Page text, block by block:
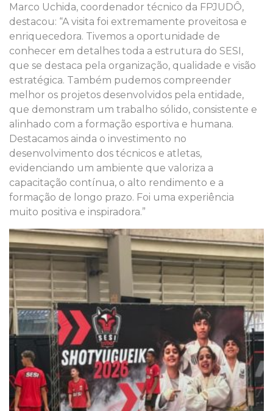
Marco Uchida, coordenador técnico da FPJUDÔ,
destacou: “A visita foi extremamente proveitosa e
enriquecedora. Tivemos a oportunidade de
conhecer em detalhes toda a estrutura do SESI,
que se destaca pela organização, qualidade e visão
estratégica. Também pudemos compreender
melhor os projetos desenvolvidos pela entidade,
que demonstram um trabalho sólido, consistente e
alinhado com a formação esportiva e humana.
Destacamos ainda o investimento no
desenvolvimento dos técnicos e atletas,
evidenciando um ambiente que valoriza a
capacitação contínua, o alto rendimento e a
formação de longo prazo. Foi uma experiência
muito positiva e inspiradora.”